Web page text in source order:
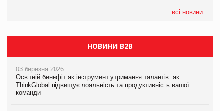
всі новини
НОВИНИ B2B
03 березня 2026
Освітній бенефіт як інструмент утримання талантів: як
ThinkGlobal підвищує лояльність та продуктивність вашої
команди